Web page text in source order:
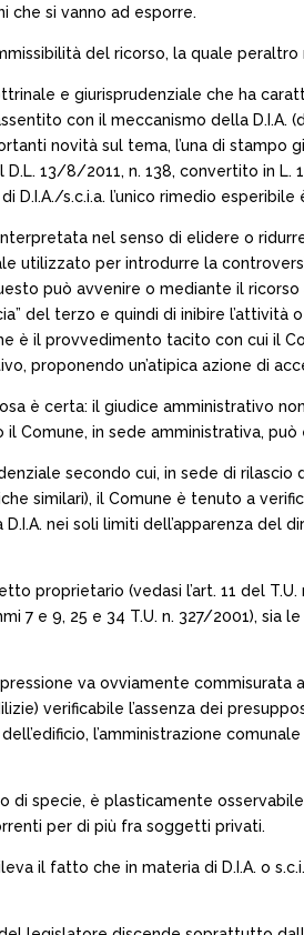
che si vanno ad esporre.
del ricorso, la quale
e giurisprudenziale che ha
con il meccanismo della
novità sul tema, l’una di stampo
13/8/2011, n. 138, convertito in
D.I.A./s.c.i.a. l’unico rimedio
nel senso di elidere o
utilizzato per introdurre la
può avvenire o mediante il
del terzo e quindi di inibire
è il provvedimento tacito con cui il
proponendo un’atipica azione di
è certa: il giudice amministrativo
Comune, in sede amministrativa,
secondo cui, in sede di
similari), il Comune è tenuto a
nei soli limiti dell’apparenza
proprietario (vedasi l’art. 11 del
7 e 9, 25 e 34 T.U. n. 327/2001),
va ovviamente
verificabile l’assenza dei
l’amministrazione
di specie, è plasticamente
per di più fra soggetti privati.
il fatto che in materia di D.I.A. o